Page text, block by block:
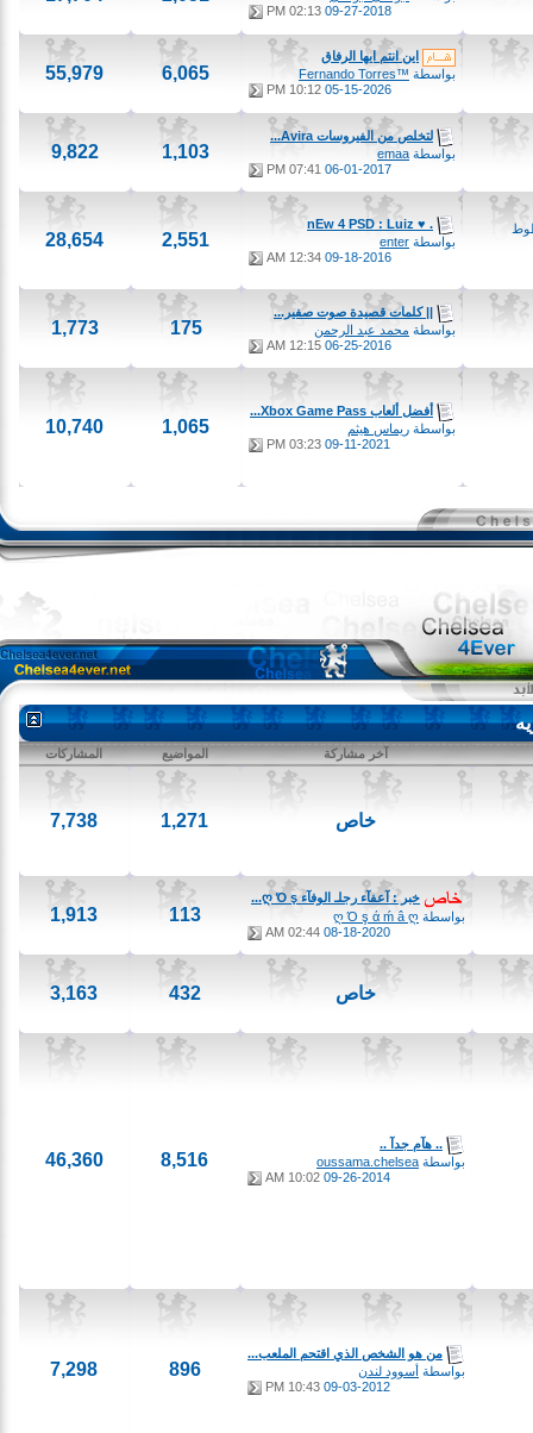
09-27-2018
02:13 PM
اين انتم ايها الرفاق
بواسطة™Fernando Torres
05-15-2026
10:12 PM
6,065
55,979
لتخلص من الفيروسات Avira...
بواسطةemaa
06-01-2017
07:41 PM
1,103
9,822
. ♥ nEw 4 PSD : Luiz
بواسطةenter
09-18-2016
12:34 AM
2,551
28,654
|| كلمات قصيدة صوت صفير...
بواسطةمحمد عبد الرحمن
06-25-2016
12:15 AM
175
1,773
أفضل ألعاب Xbox Game Pass...
بواسطةريماس هيثم
09-11-2021
03:23 PM
1,065
10,740
آخر مشاركة المواضيع المشاركات
خاص 1,271
7,738
خبر : آعفآء رجلـ الوفآء ღ Ό ş...
بواسطةღ Ό ş ά ḿ â ღ
08-18-2020
02:44 AM
113
1,913
خاص 432
3,163
.. هآم جدآ ..
بواسطةoussama.chelsea
09-26-2014
10:02 AM
8,516
46,360
من هو الشخص الذي اقتحم الملعب...
بواسطةأسوود لندن
09-03-2012
10:43 PM
896
7,298